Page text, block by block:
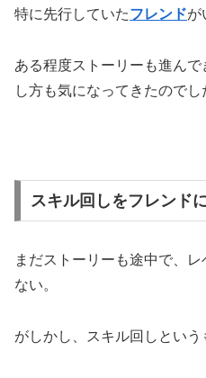
特に先行していたフレンドが
ある程度ストーリーも進ん
し方も気になってきたのでし
スキル回しをフレンド
まだストーリーも途中で、
ない。
がしかし、スキル回しという